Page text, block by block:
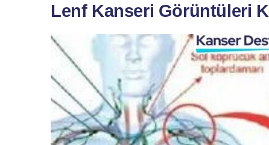
Lenf Kanseri Görüntüleri